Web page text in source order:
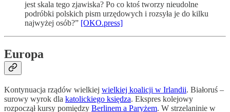
jest skala tego zjawiska? Po co ktoś tworzy nieudolne
podróbki polskich pism urzędowych i rozsyła je do kilku
najwyżej osób?” [OKO.press]
Europa
Kontynuacja rządów wielkiej wielkiej koalicji w Irlandii. Białoruś –
surowy wyrok dla katolickiego księdza. Ekspres kolejowy
rozpoczął kursy pomiędzy Berlinem a Paryżem. W strzelaninie w